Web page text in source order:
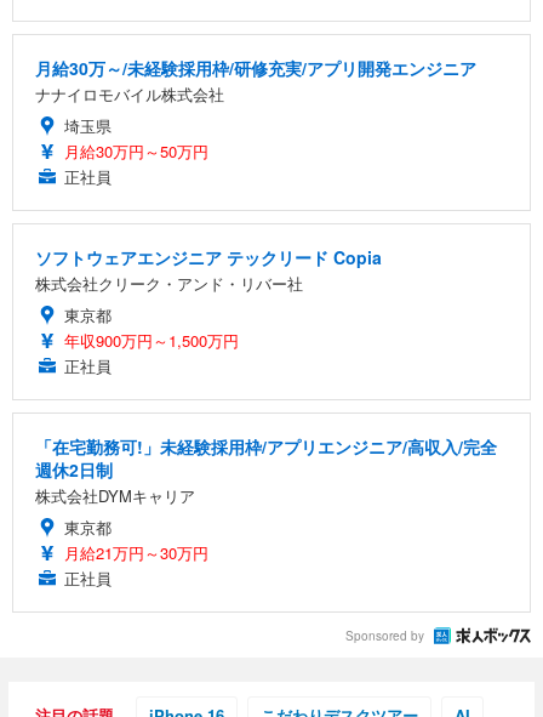
月給30万～/未経験採用枠/研修充実/アプリ開発エンジニア
ナナイロモバイル株式会社
埼玉県
月給30万円～50万円
正社員
ソフトウェアエンジニア テックリード Copia
株式会社クリーク・アンド・リバー社
東京都
年収900万円～1,500万円
正社員
「在宅勤務可!」未経験採用枠/アプリエンジニア/高収入/完全
週休2日制
株式会社DYMキャリア
東京都
月給21万円～30万円
正社員
Sponsored by